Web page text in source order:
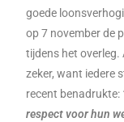
goede
op 7 november de
tijdens het overleg.
zeker, want iedere
recent benadrukte:
respect voor hun